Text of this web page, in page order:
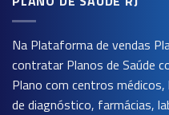
Na Plataforma de vendas
contratar Planos de Saúde
Plano com centros
de diagnóstico, farmácias,